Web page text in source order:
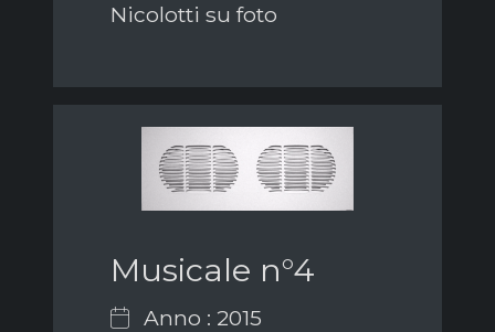
Nicolotti su foto
Musicale n°4
Anno : 2015